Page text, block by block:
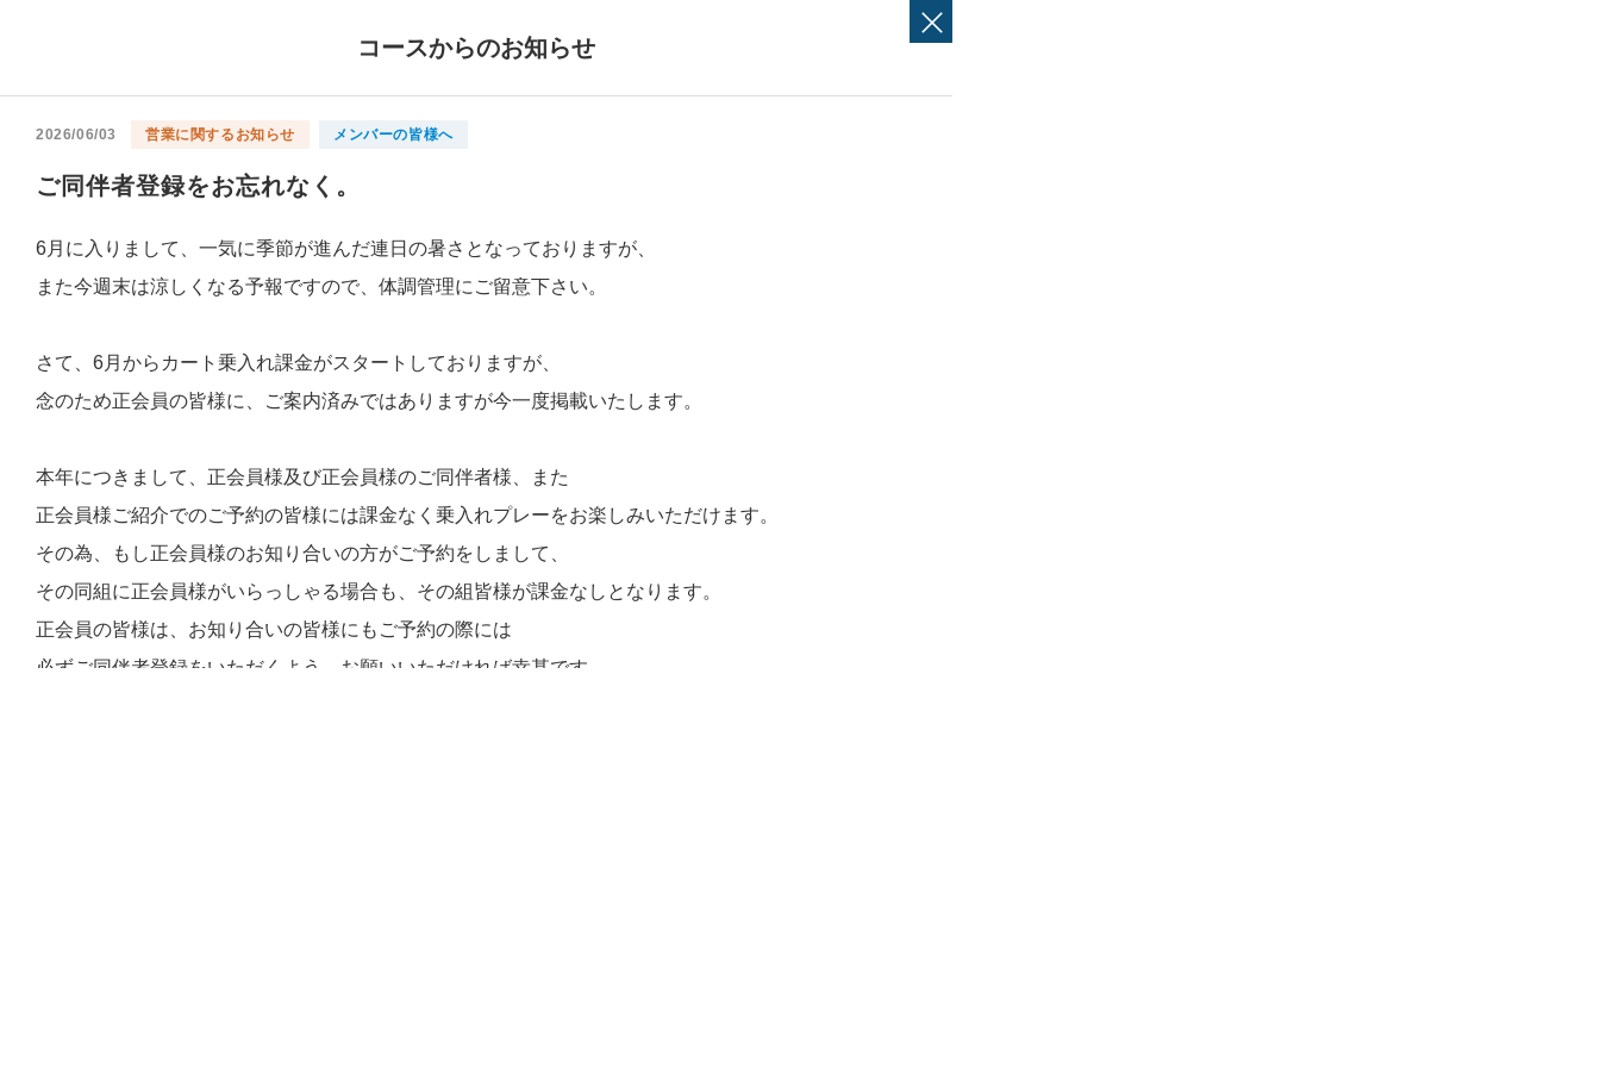
コースからのお知らせ
2026/06/03 営業に関するお知らせ メンバーの皆様へ
ご同伴者登録をお忘れなく。
6月に入りまして、一気に季節が進んだ連日の暑さとなっておりますが、
また今週末は涼しくなる予報ですので、体調管理にご留意下さい。
さて、6月からカート乗入れ課金がスタートしておりますが、
念のため正会員の皆様に、ご案内済みではありますが今一度掲載いたします。
本年につきまして、正会員様及び正会員様のご同伴者様、また
正会員様ご紹介でのご予約の皆様には課金なく乗入れプレーをお楽しみいただけます。
その為、もし正会員様のお知り合いの方がご予約をしまして、
その同組に正会員様がいらっしゃる場合も、その組皆様が課金なしとなります。
正会員の皆様は、お知り合いの皆様にもご予約の際には
必ずご同伴者登録をいただくよう、お願いいただければ幸甚です。